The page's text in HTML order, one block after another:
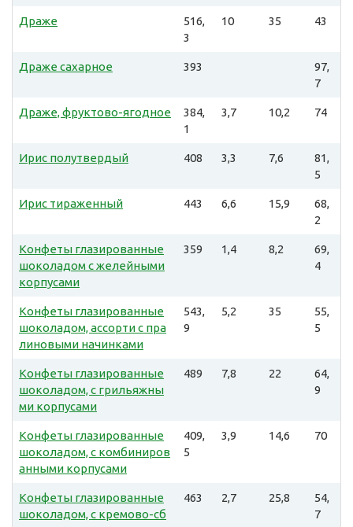
Драже
516,
3
10 35 43
Драже сахарное 393
97,
7
Драже, фруктово-ягодное
384,
1
3,7 10,2 74
Ирис полутвердый 408 3,3 7,6
81,
5
Ирис тираженный 443 6,6 15,9
68,
2
Конфеты глазированные
шоколадом с желейными
корпусами
359 1,4 8,2
69,
4
Конфеты глазированные
шоколадом, ассорти с пра
линовыми начинками
543,
9
5,2 35
55,
5
Конфеты глазированные
шоколадом, с грильяжны
ми корпусами
489 7,8 22
64,
9
Конфеты глазированные
шоколадом, с комбиниров
анными корпусами
409,
5
3,9 14,6 70
Конфеты глазированные
шоколадом, с кремово-сб
463 2,7 25,8
54,
7